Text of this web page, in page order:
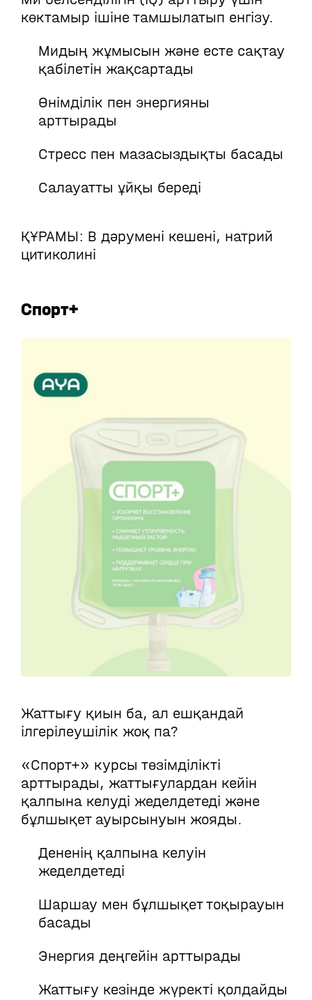
көктамыр ішіне тамшылатып енгізу.
Мидың жұмысын және есте сақтау
қабілетін жақсартады
Өнімділік пен энергияны
арттырады
Стресс пен мазасыздықты басады
Салауатты ұйқы береді
ҚҰРАМЫ: В дәрумені кешені, натрий
цитиколині
Спорт+
Жаттығу қиын ба, ал ешқандай
ілгерілеушілік жоқ па?
«Спорт+» курсы төзімділікті
арттырады, жаттығулардан кейін
қалпына келуді жеделдетеді және
бұлшықет ауырсынуын жояды.
Дененің қалпына келуін
жеделдетеді
Шаршау мен бұлшықет тоқырауын
басады
Энергия деңгейін арттырады
Жаттығу кезінде жүректі қолдайды